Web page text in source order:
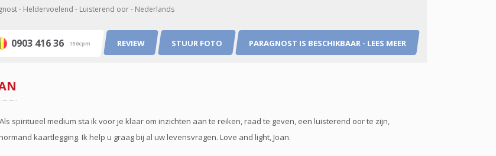
- Heldervoelend - Luisterend oor - Nederlands
0903 416 36 150cpm REVIEW STUUR FOTO PARAGNOST IS BESCHIKBAAR - LEES MEER
spiritueel medium sta ik voor je klaar om inzichten aan te reiken, raad te geven, een luisterend oor te zijn,
kaartlegging. Ik help u graag bij al uw levensvragen. Love and light, Joan.